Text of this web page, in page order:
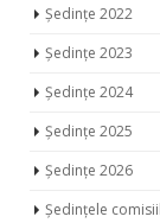
Ședințe 2022
Ședințe 2023
Ședințe 2024
Ședințe 2025
Ședințe 2026
Ședințele